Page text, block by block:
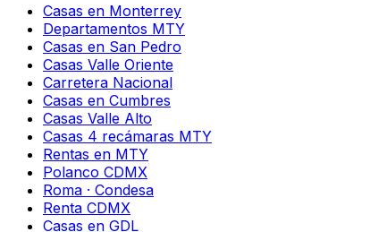
Casas en Monterrey
Departamentos MTY
Casas en San Pedro
Casas Valle Oriente
Carretera Nacional
Casas en Cumbres
Casas Valle Alto
Casas 4 recámaras MTY
Rentas en MTY
Polanco CDMX
Roma · Condesa
Renta CDMX
Casas en GDL